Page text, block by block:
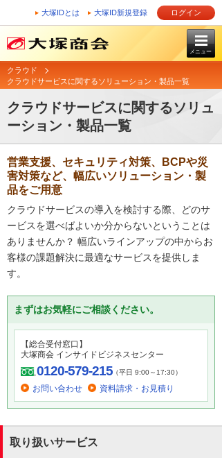
大塚IDとは 大塚ID新規登録 ログイン
メニュー
クラウド
クラウドサービスに関するソリューション・製品一覧
クラウドサービスに関するソリュ
ーション・製品一覧
営業支援、セキュリティ対策、BCPや災
害対策など、幅広いソリューション・製
品をご用意
クラウドサービスの導入を検討する際、どのサ
ービスを選べばよいか分からないということは
ありませんか？ 幅広いラインアップの中からお
客様の課題解決に最適なサービスを提供しま
す。
まずはお気軽にご相談ください。
【総合受付窓口】
大塚商会 インサイドビジネスセンター
0120-579-215（平日 9:00～17:30）
お問い合わせ 資料請求・お見積り
取り扱いサービス